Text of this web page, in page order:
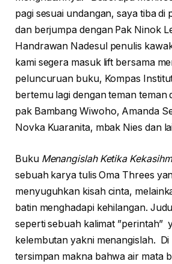
pagi sesuai undangan, saya tiba di
dan berjumpa dengan Pak Ninok
Handrawan Nadesul penulis
kami segera masuk lift bersama
peluncuruan buku, Kompas
bertemu lagi dengan teman teman
pak Bambang Wiwoho, Amanda
Novka Kuaranita, mbak Nies dan
Buku Menangislah Ketika
sebuah karya tulis Oma Threes
menyuguhkan kisah cinta,
batin menghadapi kehilangan.
seperti sebuah kalimat ”perintah”
kelembutan yakni menangislah. Di
tersimpan makna bahwa air mata